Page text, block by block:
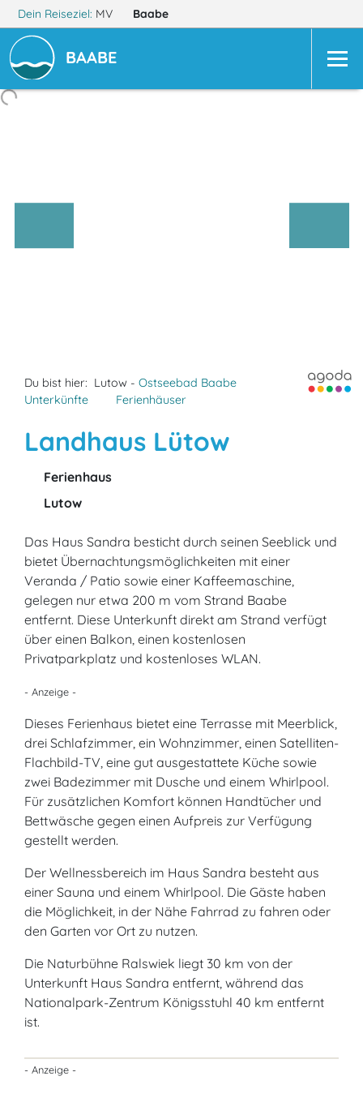
Dein Reiseziel: MV Baabe
BAABE
Du bist hier: Lutow - Ostseebad Baabe
Unterkünfte
Ferienhäuser
Landhaus Lütow
Ferienhaus
Lutow
Das Haus Sandra besticht durch seinen Seeblick und
bietet Übernachtungsmöglichkeiten mit einer
Veranda / Patio sowie einer Kaffeemaschine,
gelegen nur etwa 200 m vom Strand Baabe
entfernt. Diese Unterkunft direkt am Strand verfügt
über einen Balkon, einen kostenlosen
Privatparkplatz und kostenloses WLAN.
- Anzeige -
Dieses Ferienhaus bietet eine Terrasse mit Meerblick,
drei Schlafzimmer, ein Wohnzimmer, einen Satelliten-
Flachbild-TV, eine gut ausgestattete Küche sowie
zwei Badezimmer mit Dusche und einem Whirlpool.
Für zusätzlichen Komfort können Handtücher und
Bettwäsche gegen einen Aufpreis zur Verfügung
gestellt werden.
Der Wellnessbereich im Haus Sandra besteht aus
einer Sauna und einem Whirlpool. Die Gäste haben
die Möglichkeit, in der Nähe Fahrrad zu fahren oder
den Garten vor Ort zu nutzen.
Die Naturbühne Ralswiek liegt 30 km von der
Unterkunft Haus Sandra entfernt, während das
Nationalpark-Zentrum Königsstuhl 40 km entfernt
ist.
- Anzeige -